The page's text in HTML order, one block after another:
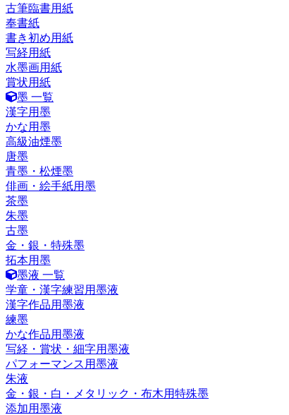
古筆臨書用紙
奉書紙
書き初め用紙
写経用紙
水墨画用紙
賞状用紙
墨 一覧
漢字用墨
かな用墨
高級油煙墨
唐墨
青墨・松煙墨
俳画・絵手紙用墨
茶墨
朱墨
古墨
金・銀・特殊墨
拓本用墨
墨液 一覧
学童・漢字練習用墨液
漢字作品用墨液
練墨
かな作品用墨液
写経・賞状・細字用墨液
パフォーマンス用墨液
朱液
金・銀・白・メタリック・布木用特殊墨
添加用墨液